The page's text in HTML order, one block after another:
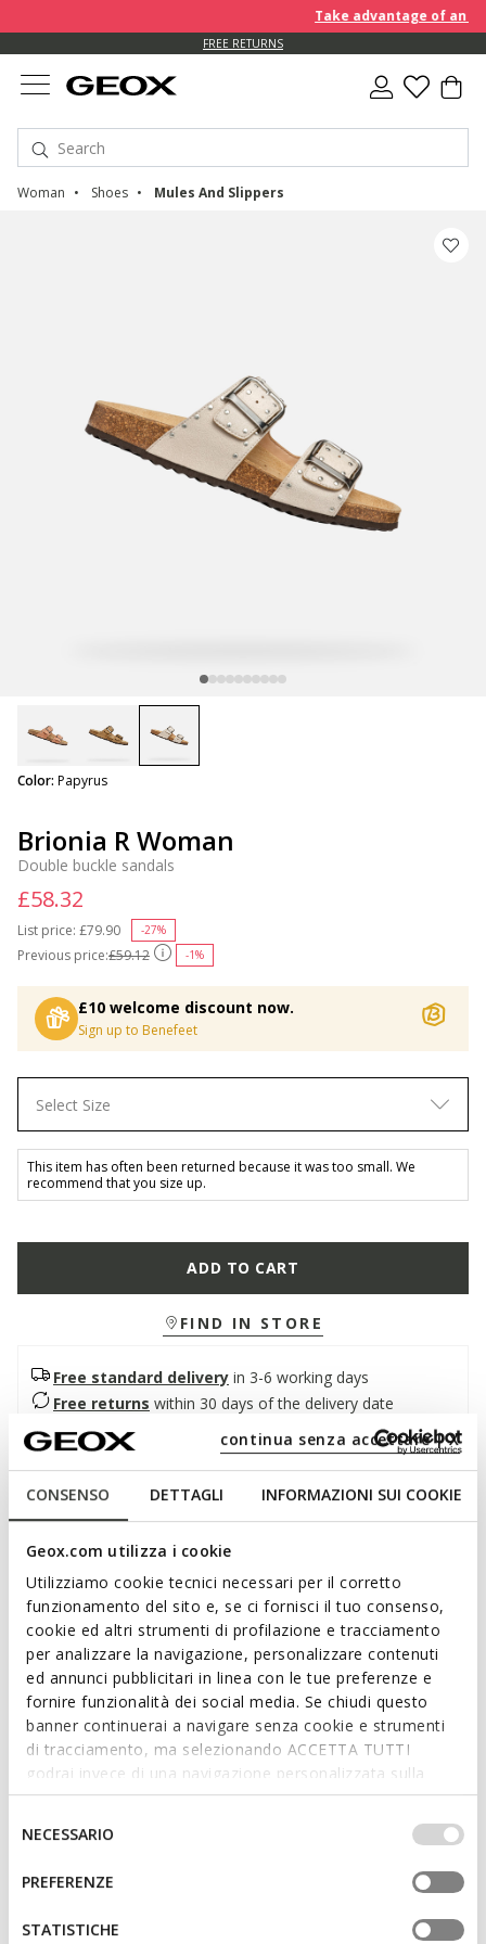
CONSENSO DETTAGLI INFORMAZIONI SUI COOKIE
Geox.com utilizza i cookie
Utilizziamo cookie tecnici necessari per il corretto
funzionamento del sito e, se ci fornisci il tuo consenso,
cookie ed altri strumenti di profilazione e tracciamento
per analizzare la navigazione, personalizzare contenuti
ed annunci pubblicitari in linea con le tue preferenze e
fornire funzionalità dei social media. Se chiudi questo
banner continuerai a navigare senza cookie e strumenti
di tracciamento, ma selezionando ACCETTA TUTTI
godrai invece di una navigazione personalizzata sulla
base dei tuoi gusti ed interessi. Selezionando
IMPOSTAZIONI potrai anche scegliere quali cookies ed
altri strumenti di tracciamento autorizzare. Per maggiori
informazioni o per modificare in qualsiasi momento le
tue impostazioni, visita la nostra
del
consenso
NECESSARIO
PREFERENZE
STATISTICHE
continua senza accettare | X
Take advantage of an
FREE RETURNS
Woman Shoes Mules And Slippers
Brionia R Woman
Double buckle sandals
Previous price:£59.12 -1%
List price: Price reduced from
£79.90 -27%
£58.32
£10 welcome discount now.
Sign up to Benefeet
Color: Papyrus
Select Size
This item has often been returned because it was too small. We
recommend that you size up.
ADD TO CART
FIND IN STORE
Free standard delivery in 3-6 working days
Free returns within 30 days of the delivery date
Description
white version has been made of a suede-effect material and
features a double band. Brionia R is a perfect combination of
comfort and style and will be the ideal way to complete
everyday outfits for city engagements and holidays alike.
ITEM CODE:D55Y3I000AUC1122
Read more
Features
Quick and easy to put on
Slip-on design allows you to slide the foot in swiftly